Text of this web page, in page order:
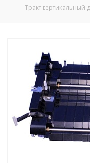
Тракт вертикальный